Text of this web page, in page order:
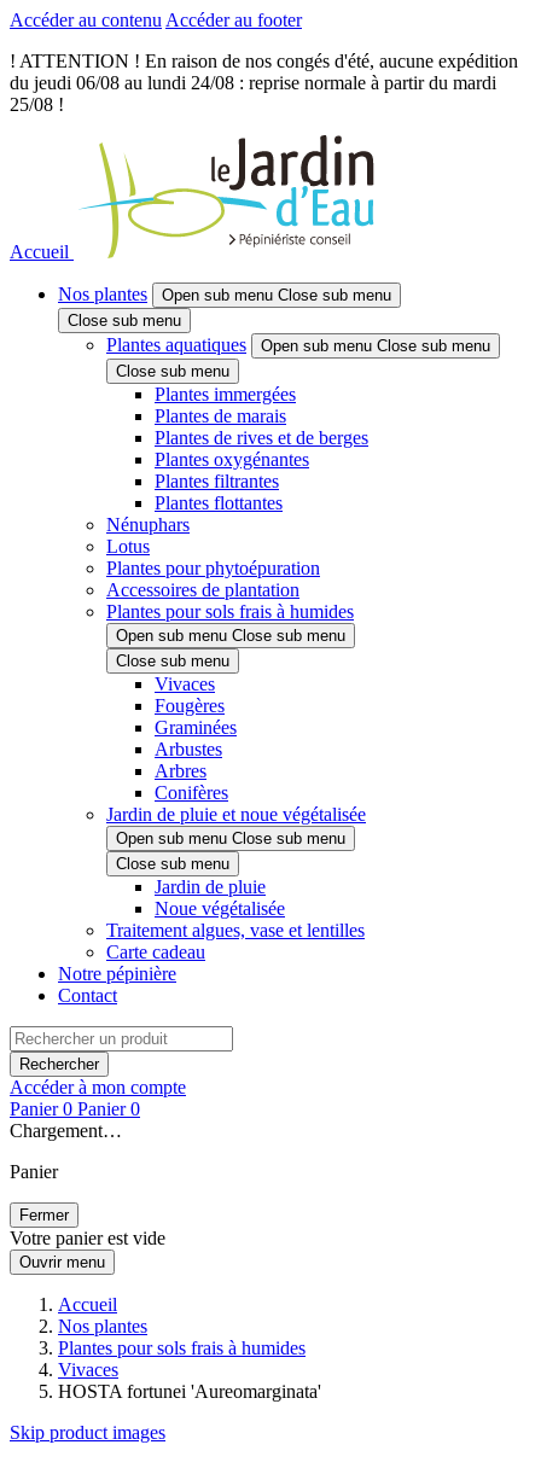
Accéder au contenu Accéder au footer
! ATTENTION ! En raison de nos congés d'été, aucune expédition
du jeudi 06/08 au lundi 24/08 : reprise normale à partir du mardi
25/08 !
Accueil
Nos plantes Open sub menu Close sub menu
Close sub menu
Plantes aquatiques Open sub menu Close sub menu
Close sub menu
Plantes immergées
Plantes de marais
Plantes de rives et de berges
Plantes oxygénantes
Plantes filtrantes
Plantes flottantes
Nénuphars
Lotus
Plantes pour phytoépuration
Accessoires de plantation
Plantes pour sols frais à humides
Open sub menu Close sub menu
Close sub menu
Vivaces
Fougères
Graminées
Arbustes
Arbres
Conifères
Jardin de pluie et noue végétalisée
Open sub menu Close sub menu
Close sub menu
Jardin de pluie
Noue végétalisée
Traitement algues, vase et lentilles
Carte cadeau
Notre pépinière
Contact
Rechercher
Accéder à mon compte
Panier 0 Panier 0
Chargement…
Panier
Fermer
Votre panier est vide
Ouvrir menu
Accueil
Nos plantes
Plantes pour sols frais à humides
Vivaces
HOSTA fortunei 'Aureomarginata'
Skip product images